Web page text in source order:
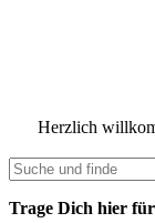
Herzlich
Trage Dich hier